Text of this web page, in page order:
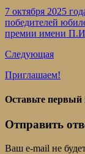
7 октября 2025
победителей
премии имени
Следующая
Приглашаем!
Оставьте
Отправить
Ваш e-mail не